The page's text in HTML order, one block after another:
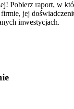
Pobierz raport, w
jej
inwestycjach.